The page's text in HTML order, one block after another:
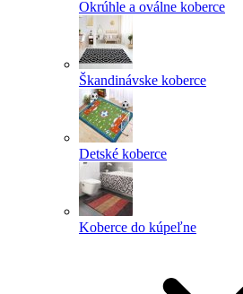
Okrúhle a oválne koberce
Škandinávske koberce
Detské koberce
Koberce do kúpeľne